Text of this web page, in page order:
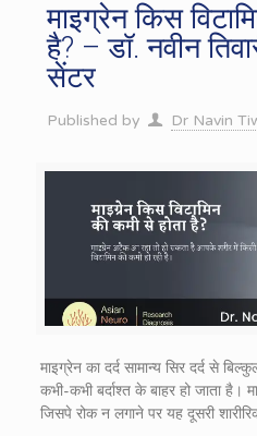
माइग्रेन किस
है? – डॉ. नवीन
सेंटर
Published by Dr Navin
माइग्रेन का दर्द सामान्य सिर दर्द से
कभी-कभी बर्दाश्त के बाहर हो जाता है।
जिसपे रोक न लगाने पर यह दूसरी